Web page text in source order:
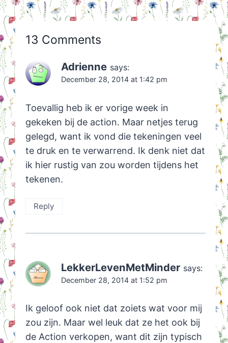
13 Comments
Adrienne says:
December 28, 2014 at 1:42 pm
Toevallig heb ik er vorige week in
gekeken bij de action. Maar netjes terug
gelegd, want ik vond die tekeningen veel
te druk en te verwarrend. Ik denk niet dat
ik hier rustig van zou worden tijdens het
tekenen.
Reply
LekkerLevenMetMinder says:
December 28, 2014 at 1:52 pm
Ik geloof ook niet dat zoiets wat voor mij
zou zijn. Maar wel leuk dat ze het ook bij
de Action verkopen, want dit zijn typisch